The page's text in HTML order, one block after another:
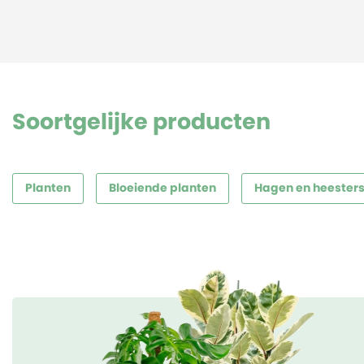
Soortgelijke producten
Planten Bloeiende planten Hagen en heesters